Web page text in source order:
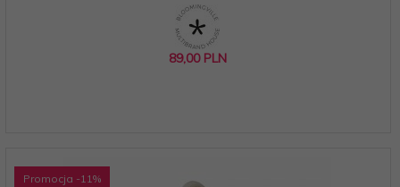
89,00 PLN
Promocja -11 %